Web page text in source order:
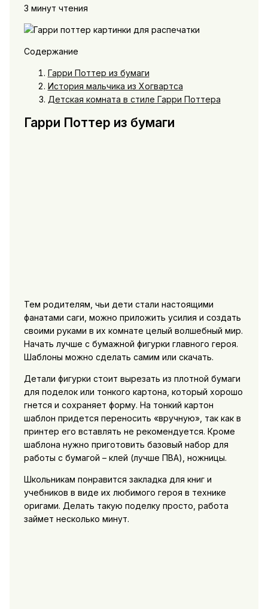
3 минут чтения
Содержание
Гарри Поттер из бумаги
История мальчика из Хогвартса
Детская комната в стиле Гарри Поттера
Гарри Поттер из бумаги
Тем родителям, чьи дети стали настоящими
фанатами саги, можно приложить усилия и создать
своими руками в их комнате целый волшебный мир.
Начать лучше с бумажной фигурки главного героя.
Шаблоны можно сделать самим или скачать.
Детали фигурки стоит вырезать из плотной бумаги
для поделок или тонкого картона, который хорошо
гнется и сохраняет форму. На тонкий картон
шаблон придется переносить «вручную», так как в
принтер его вставлять не рекомендуется. Кроме
шаблона нужно приготовить базовый набор для
работы с бумагой – клей (лучше ПВА), ножницы.
Школьникам понравится закладка для книг и
учебников в виде их любимого героя в технике
оригами. Делать такую поделку просто, работа
займет несколько минут.